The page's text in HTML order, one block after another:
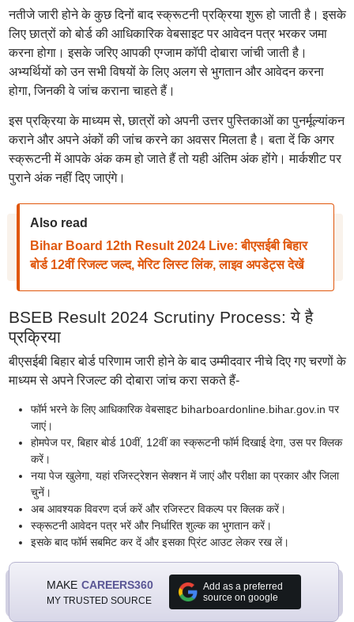
नतीजे जारी होने के कुछ दिनों बाद स्क्रूटनी प्रक्रिया शुरू हो जाती है। इसके
लिए छात्रों को बोर्ड की आधिकारिक वेबसाइट पर आवेदन पत्र भरकर जमा
करना होगा। इसके जरिए आपकी एग्जाम कॉपी दोबारा जांची जाती है।
अभ्यर्थियों को उन सभी विषयों के लिए अलग से भुगतान और आवेदन करना
होगा, जिनकी वे जांच कराना चाहते हैं।
इस प्रक्रिया के माध्यम से, छात्रों को अपनी उत्तर पुस्तिकाओं का पुनर्मूल्यांकन
कराने और अपने अंकों की जांच करने का अवसर मिलता है। बता दें कि अगर
स्क्रूटनी में आपके अंक कम हो जाते हैं तो यही अंतिम अंक होंगे। मार्कशीट पर
पुराने अंक नहीं दिए जाएंगे।
Also read
Bihar Board 12th Result 2024 Live: बीएसईबी बिहार
बोर्ड 12वीं रिजल्ट जल्द, मेरिट लिस्ट लिंक, लाइव अपडेट्स देखें
BSEB Result 2024 Scrutiny Process: ये है
प्रक्रिया
बीएसईबी बिहार बोर्ड परिणाम जारी होने के बाद उम्मीदवार नीचे दिए गए चरणों के
माध्यम से अपने रिजल्ट की दोबारा जांच करा सकते हैं-
फॉर्म भरने के लिए आधिकारिक वेबसाइट biharboardonline.bihar.gov.in पर
जाएं।
होमपेज पर, बिहार बोर्ड 10वीं, 12वीं का स्क्रूटनी फॉर्म दिखाई देगा, उस पर क्लिक
करें।
नया पेज खुलेगा, यहां रजिस्ट्रेशन सेक्शन में जाएं और परीक्षा का प्रकार और जिला
चुनें।
अब आवश्यक विवरण दर्ज करें और रजिस्टर विकल्प पर क्लिक करें।
स्क्रूटनी आवेदन पत्र भरें और निर्धारित शुल्क का भुगतान करें।
इसके बाद फॉर्म सबमिट कर दें और इसका प्रिंट आउट लेकर रख लें।
MAKE CAREERS360
MY TRUSTED SOURCE
Add as a preferred
source on google